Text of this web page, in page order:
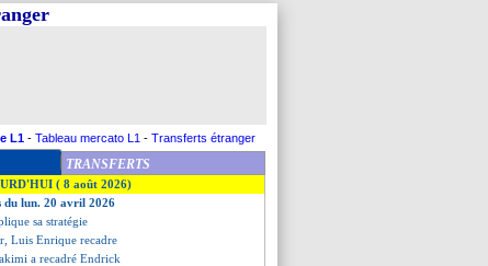
L1 - Tableau mercato L1 - Transferts étranger
TRANSFERTS
( 8 août 2026)
du lun. 20 avril 2026
sa stratégie
Luis Enrique recadre
a recadré Endrick